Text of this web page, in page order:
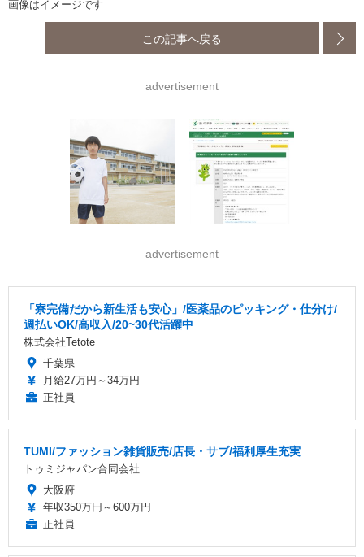
画像はイメージです
この記事へ戻る
advertisement
advertisement
「寮完備だから新生活も安心」/医薬品のピッキング・仕分け/
週払いOK/高収入/20~30代活躍中
株式会社Tetote
千葉県
月給27万円～34万円
正社員
TUMI/ファッション雑貨販売/店長・サブ/福利厚生充実
トゥミジャパン合同会社
大阪府
年収350万円～600万円
正社員